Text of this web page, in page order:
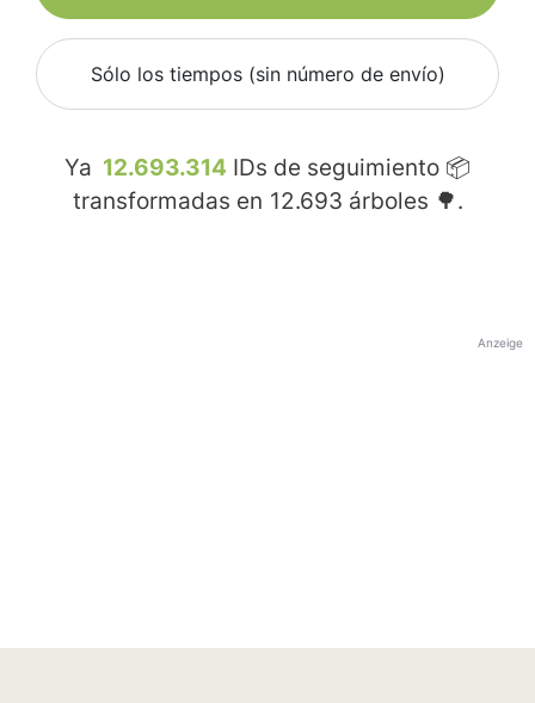
Sólo los tiempos (sin número de envío)
Ya 12.693.314 IDs de seguimiento 📦
transformadas en 12.693 árboles 🌳.
Anzeige